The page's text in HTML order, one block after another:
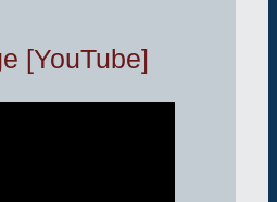
[YouTube]